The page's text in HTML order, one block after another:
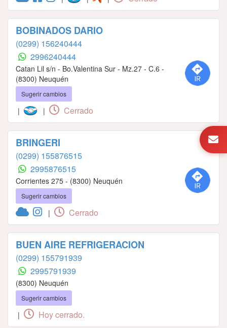
BOBINADOS DARIO
(0299) 156240444
2996240444
Catan Lil s/n - Bo.Valentina Sur - Mz.27 - C.6 -
(8300) Neuquén
Sugerir cambios
| | Cerrado
BRINGERI
(0299) 155876515
2995876515
Corrientes 275 - (8300) Neuquén
Sugerir cambios
| Cerrado
BUEN AIRE REFRIGERACION
(0299) 155791939
2995791939
(8300) Neuquén
Sugerir cambios
| Hoy cerrado.